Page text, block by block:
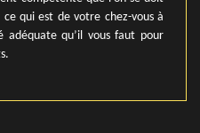
qui est de votre chez-vous à
adéquate qu’il vous faut pour